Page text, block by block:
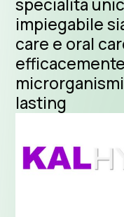
specialità
impiegabile
care e oral
lasting